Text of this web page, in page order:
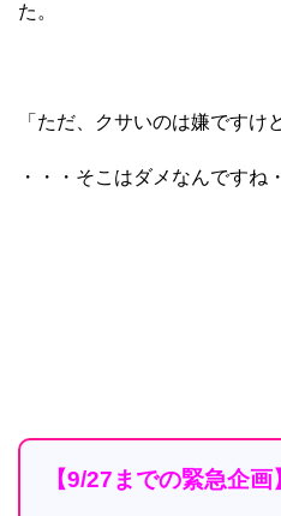
た。
「ただ、クサいのは嫌ですけ
・・・そこはダメなんですね
【9/27までの緊急企画